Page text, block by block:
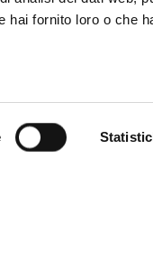
hai fornito loro o che